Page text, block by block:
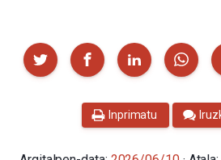
Partekatu
Inprimatu